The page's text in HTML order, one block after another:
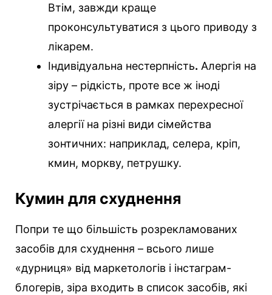
Втім, завжди краще
проконсультуватися з цього приводу з
лікарем.
Індивідуальна нестерпність. Алергія на
зіру – рідкість, проте все ж іноді
зустрічається в рамках перехресної
алергії на різні види сімейства
зонтичних: наприклад, селера, кріп,
кмин, моркву, петрушку.
Кумин для схуднення
Попри те що більшість розрекламованих
засобів для схуднення – всього лише
«дурниця» від маркетологів і інстаграм-
блогерів, зіра входить в список засобів, які